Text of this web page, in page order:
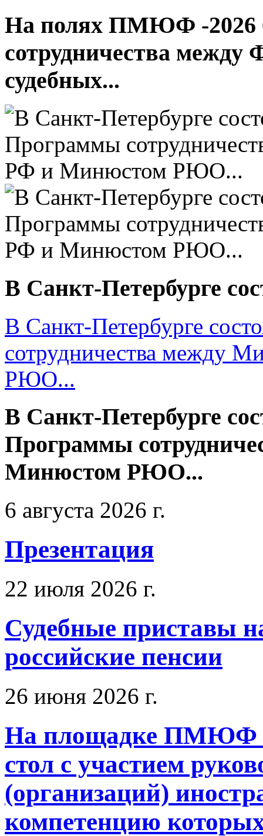
На полях ПМЮФ -2026
сотрудничества между
судебных...
В Санкт-Петербурге
В Санкт-Петербурге
сотрудничества между
РЮО...
В Санкт-Петербурге
Программы
Минюстом РЮО...
6 августа 2026 г.
Презентация
22 июля 2026 г.
Судебные приставы
российские пенсии
26 июня 2026 г.
На площадке ПМЮФ -
стол с участием
(организаций)
компетенцию